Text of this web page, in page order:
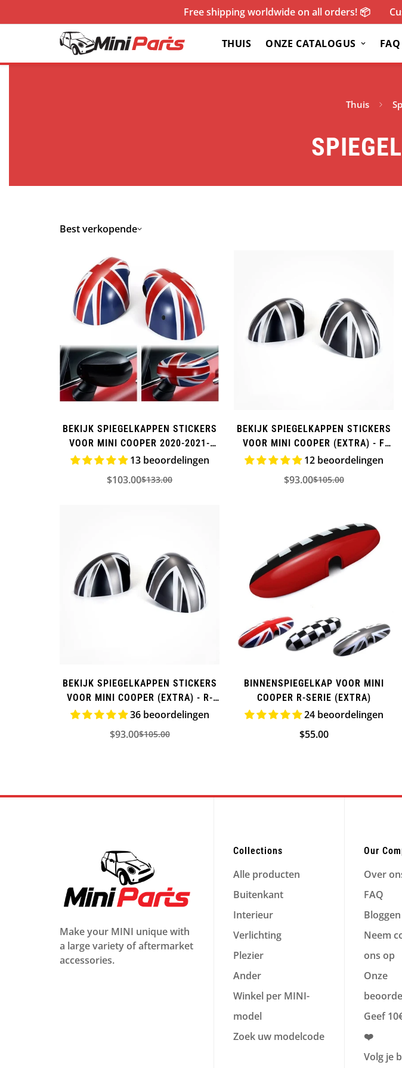
Free shipping worldwide on all orders! 📦
THUIS ONZE CATALOGUS FAQ
Thuis
Best verkopende
BEKIJK SPIEGELKAPPEN STICKERS
VOOR MINI COOPER 2020-2021-
2022 (EXTRA)
13 beoordelingen
Verkoopprijs
$103.00Normale
$133.00
BEKIJK SPIEGELKAPPEN STICKERS
VOOR MINI COOPER (EXTRA) - F
SERIE
12 beoordelingen
Verkoopprijs
$93.00Normale
$105.00
BEKIJK SPIEGELKAPPEN STICKERS
VOOR MINI COOPER (EXTRA) - R-
SERIES
36 beoordelingen
Verkoopprijs
$93.00Normale
$105.00
BINNENSPIEGELKAP VOOR MINI
COOPER R-SERIE (EXTRA)
24 beoordelingen
Normale
$55.00
Make your MINI unique with
a large variety of aftermarket
accessories.
Collections
Alle producten
Buitenkant
Interieur
Verlichting
Plezier
Ander
Winkel per MINI-
model
Zoek uw modelcode
Our
Over
FAQ
Bloggen
Neem
ons op
Onze
Geef
❤️
Volg je
Confirm
Are you 18